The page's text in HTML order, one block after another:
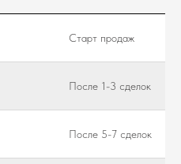
Старт продаж
После 1-3 сделок
После 5-7 сделок